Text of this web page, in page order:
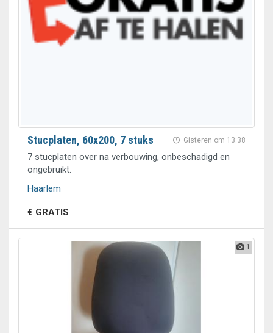
Gisteren om 13:38
Stucplaten, 60x200, 7 stuks
7 stucplaten over na verbouwing, onbeschadigd en
ongebruikt.
Haarlem
€ GRATIS
1